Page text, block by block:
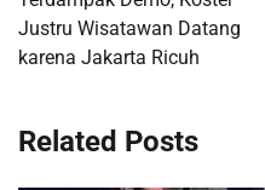
Justru Wisatawan Datang
karena Jakarta Ricuh
Related Posts